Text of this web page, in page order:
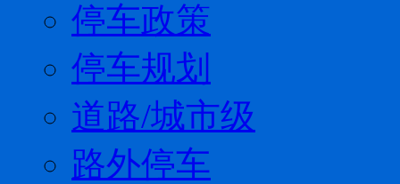
停车政策
停车规划
道路/城市级
路外停车